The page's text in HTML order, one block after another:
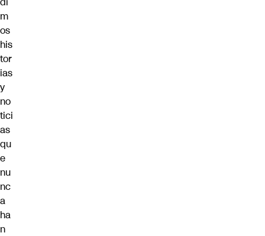
m
os
his
tor
ias
y
no
tici
as
qu
e
nu
nc
a
ha
n